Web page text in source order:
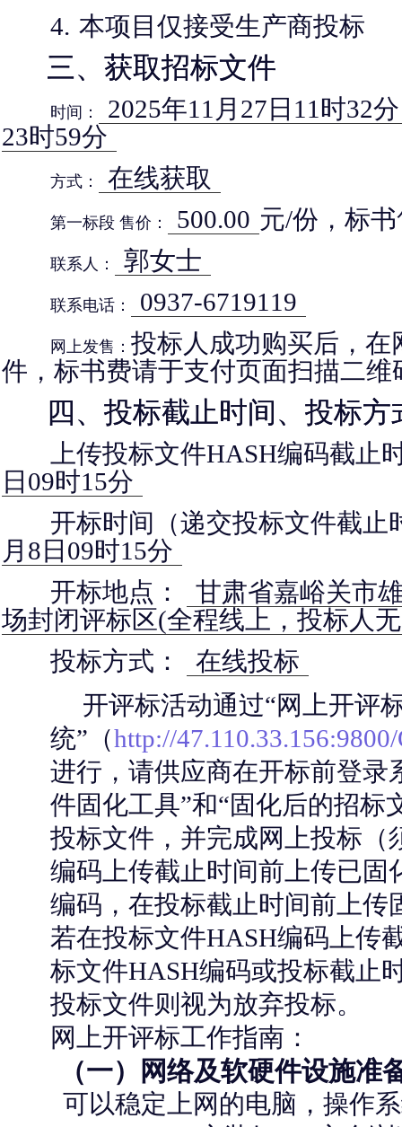
4. 本项目仅接受生产商投标
三、获取招标文件
时间：
2025年11月27日11时32分
23时59分
方式： 在线获取
第一标段 售价： 500.00 元/份，标
联系人： 郭女士
联系电话： 0937-6719119
网上发售： 投标人成功购买后，在
件，标书费请于支付页面扫描二维
四、投标截止时间、投标方
上传投标文件HASH编码截止
日09时15分
开标时间（递交投标文件截止
月8日09时15分
开标地点：
甘肃省嘉峪关市
场封闭评标区(全程线上，投标人
投标方式：
在线投标
开评标活动通过“网上开评
统”（http://
进行，请供应商在开标前登录
件固化工具”和“固化后的招标
投标文件，并完成网上投标（
编码上传截止时间前上传已固
编码，在投标截止时间前上传
若在投标文件HASH编码上传
标文件HASH编码或投标截止
投标文件则视为放弃投标。
网上开评标工作指南：
（一）网络及软硬件设施准
可以稳定上网的电脑，操作